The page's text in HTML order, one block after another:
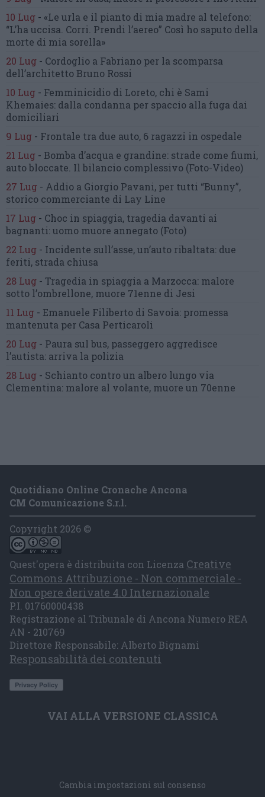
10 Lug - «Le urla e il pianto di mia madre al telefono:
“L’ha uccisa. Corri. Prendi l’aereo” Così ho saputo della
morte di mia sorella»
20 Lug - Cordoglio a Fabriano per la scomparsa
dell’architetto Bruno Rossi
10 Lug - Femminicidio di Loreto, chi è Sami
Khemaies: dalla condanna per spaccio alla fuga dai
domiciliari
9 Lug - Frontale tra due auto, 6 ragazzi in ospedale
21 Lug - Bomba d’acqua e grandine: strade come fiumi,
auto bloccate. Il bilancio complessivo (Foto-Video)
27 Lug - Addio a Giorgio Pavani, per tutti “Bunny”,
storico commerciante di Lay Line
17 Lug - Choc in spiaggia, tragedia davanti ai
bagnanti:uomo muore annegato (Foto)
22 Lug - Incidente sull’asse, un’auto ribaltata: due
feriti, strada chiusa
28 Lug - Tragedia in spiaggia a Marzocca: malore
sotto l’ombrellone, muore 71enne di Jesi
11 Lug - Emanuele Filiberto di Savoia: promessa
mantenuta per Casa Perticaroli
20 Lug - Paura sul bus, passeggero aggredisce
l’autista: arriva la polizia
28 Lug - Schianto contro un albero lungo via
Clementina: malore al volante, muore un 70enne
Quotidiano Online Cronache Ancona
CM Comunicazione S.r.l.
Copyright 2026 ©
Quest'opera è distribuita con Licenza Creative
Commons Attribuzione - Non commerciale -
Non opere derivate 4.0 Internazionale
P.I. 01760000438
Registrazione al Tribunale di Ancona Numero REA
AN - 210769
Direttore Responsabile: Alberto Bignami
Responsabilità dei contenuti
VAI ALLA VERSIONE CLASSICA
Cambia impostazioni sul consenso